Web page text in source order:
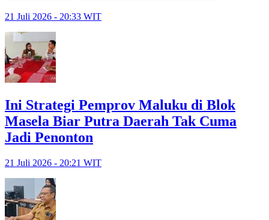
21 Juli 2026 - 20:33 WIT
Ini Strategi Pemprov Maluku di Blok
Masela Biar Putra Daerah Tak Cuma
Jadi Penonton
21 Juli 2026 - 20:21 WIT